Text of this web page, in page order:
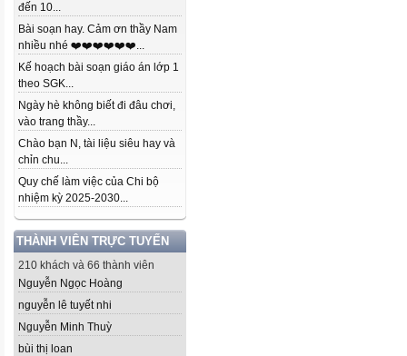
đến 10...
Bài soạn hay. Cảm ơn thầy Nam
nhiều nhé ❤️❤️❤️❤️❤️❤️...
Kế hoạch bài soạn giáo án lớp 1
theo SGK...
Ngày hè không biết đi đâu chơi,
vào trang thầy...
Chào bạn N, tài liệu siêu hay và
chỉn chu...
Quy chế làm việc của Chi bộ
nhiệm kỳ 2025-2030...
THÀNH VIÊN TRỰC TUYẾN
210 khách và 66 thành viên
Nguyễn Ngọc Hoàng
nguyễn lê tuyết nhi
Nguyễn Minh Thuỳ
bùi thị loan